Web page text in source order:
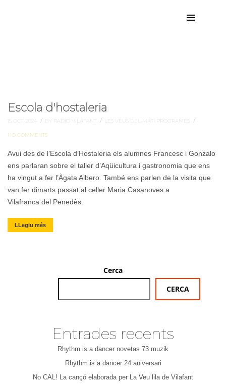
Escola d'hostaleria
15 OCT. 2024 / BY RADIO VILAFANT / LES VEUS DEL MATÍ PROGRAMES /
NO COMMENTS
Avui des de l’Escola d’Hostaleria els alumnes Francesc i Gonzalo
ens parlaran sobre el taller d’Aqüicultura i gastronomia que ens
ha vingut a fer l’Àgata Albero. També ens parlen de la visita que
van fer dimarts passat al celler Maria Casanoves a
Vilafranca del Penedès.
LLegiu més
Cerca
CERCA
Entrades recents
Rhythm is a dancer novetas 73 muzik
Rhythm is a dancer 24 aniversari
No CAL! La cançó elaborada per La Veu lila de Vilafant